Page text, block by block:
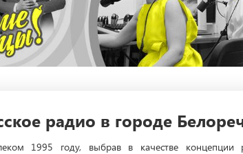
радио в городе
1995 году, выбрав в качестве концепции